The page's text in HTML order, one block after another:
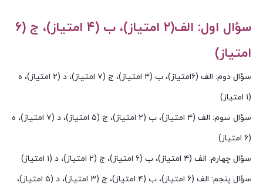
سؤال اول: الف(۲ امتیاز)، ب (۴ امتیاز)، ج (۶
امتیاز)
سؤال دوم: الف (۶امتیاز)، ب (۴ امتیاز)، ج (۷ امتیاز)، د (۲ امتیاز)، ه
(۱ امتیاز)
سؤال سوم: الف (۴ امتیاز)، ب (۲ امتیاز)، ج (۵ امتیاز)، د (۷ امتیاز)، ه
(۶ امتیاز)
سؤال چهارم: الف (۴ امتیاز)، ب (۶ امتیاز)، ج (۲ امتیاز)، د (۱ امتیاز)
سؤال پنجم: الف (۶ امتیاز)، ب (۴ امتیاز)، ج (۳ امتیاز)، د (۵ امتیاز)،